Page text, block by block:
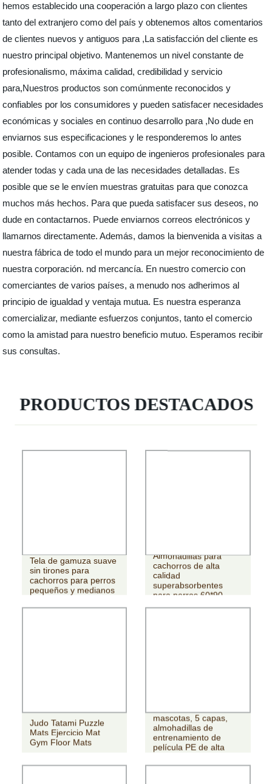
hemos establecido una cooperación a largo plazo con clientes
tanto del extranjero como del país y obtenemos altos comentarios
de clientes nuevos y antiguos para ,La satisfacción del cliente es
nuestro principal objetivo. Mantenemos un nivel constante de
profesionalismo, máxima calidad, credibilidad y servicio
para,Nuestros productos son comúnmente reconocidos y
confiables por los consumidores y pueden satisfacer necesidades
económicas y sociales en continuo desarrollo para ,No dude en
enviarnos sus especificaciones y le responderemos lo antes
posible. Contamos con un equipo de ingenieros profesionales para
atender todas y cada una de las necesidades detalladas. Es
posible que se le envíen muestras gratuitas para que conozca
muchos más hechos. Para que pueda satisfacer sus deseos, no
dude en contactarnos. Puede enviarnos correos electrónicos y
llamarnos directamente. Además, damos la bienvenida a visitas a
nuestra fábrica de todo el mundo para un mejor reconocimiento de
nuestra corporación. nd mercancía. En nuestro comercio con
comerciantes de varios países, a menudo nos adherimos al
principio de igualdad y ventaja mutua. Es nuestra esperanza
comercializar, mediante esfuerzos conjuntos, tanto el comercio
como la amistad para nuestro beneficio mutuo. Esperamos recibir
sus consultas.
PRODUCTOS DESTACADOS
Tela de gamuza suave
sin tirones para
cachorros para perros
pequeños y medianos
Almohadillas para
cachorros de alta
calidad
superabsorbentes
para perros 60*90
Judo Tatami Puzzle
Mats Ejercicio Mat
Gym Floor Mats
mascotas, 5 capas,
almohadillas de
entrenamiento de
película PE de alta
cachorros